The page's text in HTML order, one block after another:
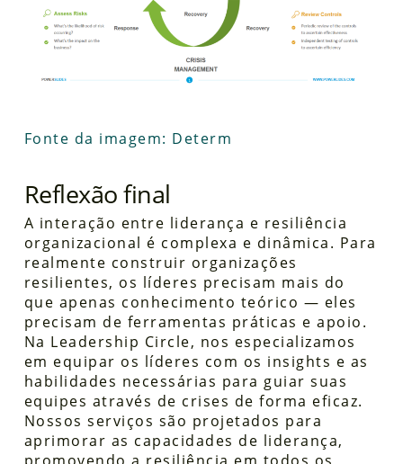
Fonte da imagem: Determ
Reflexão final
A interação entre liderança e resiliência
organizacional é complexa e dinâmica. Para
realmente construir organizações
resilientes, os líderes precisam mais do
que apenas conhecimento teórico — eles
precisam de ferramentas práticas e apoio.
Na Leadership Circle, nos especializamos
em equipar os líderes com os insights e as
habilidades necessárias para guiar suas
equipes através de crises de forma eficaz.
Nossos serviços são projetados para
aprimorar as capacidades de liderança,